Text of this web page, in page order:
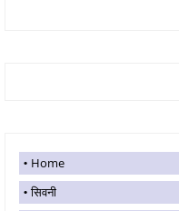
Home
सिवनी